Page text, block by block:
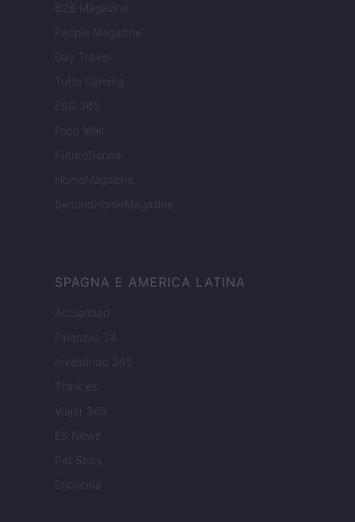
B2B Magazine
People Magazine
Day Travel
Tutto Gaming
ESG 365
Food Wiki
FuturoDonna
HomeMagazine
SecondHomeMagazine
SPAGNA E AMERICA LATINA
Actualidad
Finanzas 24
Investindo 365
Think.es
Viajar 365
ES Newz
Pet Story
Encocina